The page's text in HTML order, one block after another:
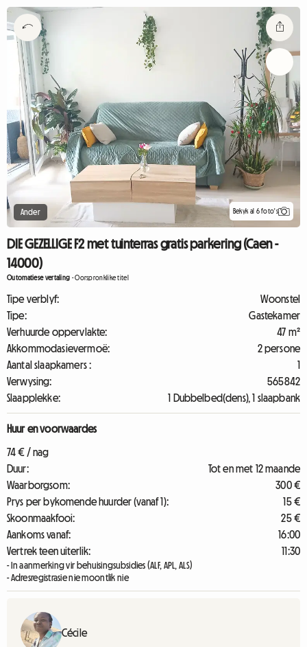
Ander Bekyk al 6 foto's
DIE GEZELLIGE F2 met tuinterras gratis parkering (Caen -
14000)
Outomatiese vertaling -Oorspronklike titel
Tipe verblyf:
Woonstel
Tipe:
Gastekamer
Verhuurde oppervlakte:
47 m²
Akkommodasievermoë:
2 persone
Aantal slaapkamers :
1
Verwysing:
565842
Slaapplekke:
1 Dubbelbed(dens), 1 slaapbank
Huur en voorwaardes
74 € / nag
Duur:
Tot en met 12 maande
Waarborgsom:
300 €
Prys per bykomende huurder (vanaf 1):
15 €
Skoonmaakfooi:
25 €
Aankoms vanaf:
16:00
Vertrek teen uiterlik:
11:30
- In aanmerking vir behuisingsubsidies (ALF, APL, ALS)
- Adresregistrasie nie moontlik nie
Cécile